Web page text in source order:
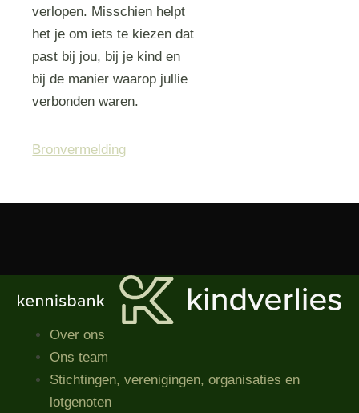
verlopen. Misschien helpt
het je om iets te kiezen dat
past bij jou, bij je kind en
bij de manier waarop jullie
verbonden waren.
Bronvermelding
Over ons
Ons team
Stichtingen, verenigingen, organisaties​ en
lotgenoten